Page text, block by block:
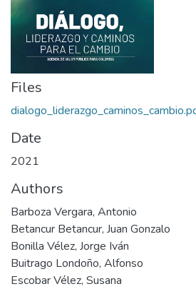
Files
Date
2021
Authors
Barboza Vergara, Antonio
Betancur Betancur, Juan Gonzalo
Bonilla Vélez, Jorge Iván
Buitrago Londoño, Alfonso
Escobar Vélez, Susana